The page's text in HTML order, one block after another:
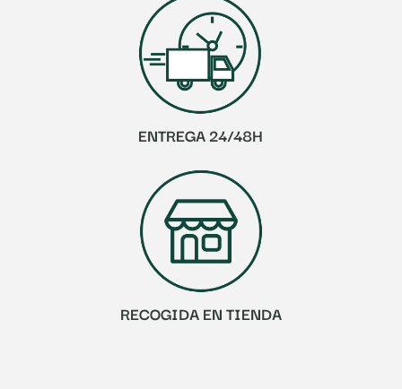
ENTREGA 24/48H
RECOGIDA EN TIENDA